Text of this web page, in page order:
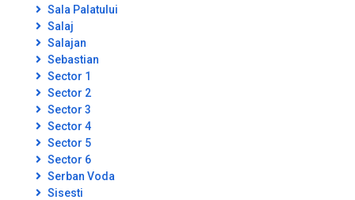
Sala Palatului
Salaj
Salajan
Sebastian
Sector 1
Sector 2
Sector 3
Sector 4
Sector 5
Sector 6
Serban Voda
Sisesti